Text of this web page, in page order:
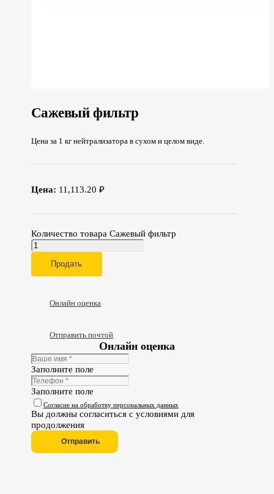
Сажевый фильтр
Цена за 1 кг нейтрализатора в сухом и целом виде.
Цена: 11,113.20 ₽
Количество товара Сажевый фильтр
Продать
Онлайн оценка
Отправить почтой
Онлайн оценка
Заполните поле
Заполните поле
Согласие на обработку персональных данных
Вы должны согласиться с условиями для
продолжения
Отправить